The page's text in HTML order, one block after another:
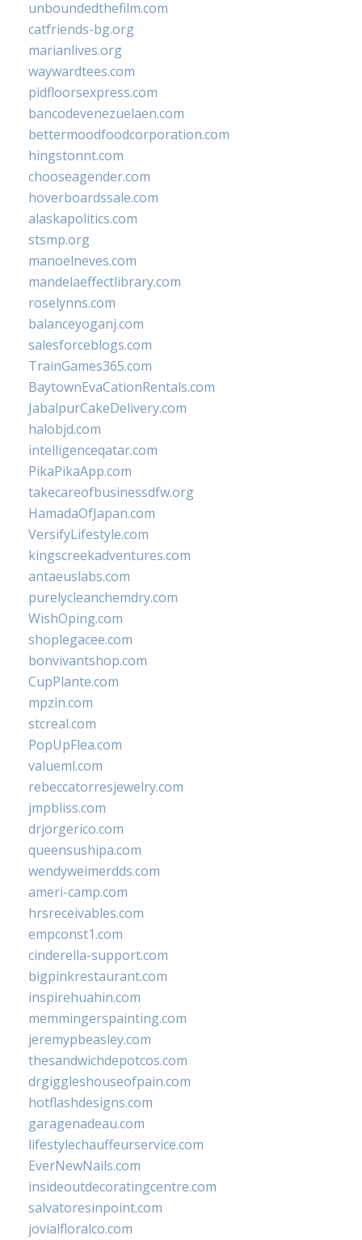
unboundedthefilm.com
catfriends-bg.org
marianlives.org
waywardtees.com
pidfloorsexpress.com
bancodevenezuelaen.com
bettermoodfoodcorporation.com
hingstonnt.com
chooseagender.com
hoverboardssale.com
alaskapolitics.com
stsmp.org
manoelneves.com
mandelaeffectlibrary.com
roselynns.com
balanceyoganj.com
salesforceblogs.com
TrainGames365.com
BaytownEvaCationRentals.com
JabalpurCakeDelivery.com
halobjd.com
intelligenceqatar.com
PikaPikaApp.com
takecareofbusinessdfw.org
HamadaOfJapan.com
VersifyLifestyle.com
kingscreekadventures.com
antaeuslabs.com
purelycleanchemdry.com
WishOping.com
shoplegacee.com
bonvivantshop.com
CupPlante.com
mpzin.com
stcreal.com
PopUpFlea.com
valueml.com
rebeccatorresjewelry.com
jmpbliss.com
drjorgerico.com
queensushipa.com
wendyweimerdds.com
ameri-camp.com
hrsreceivables.com
empconst1.com
cinderella-support.com
bigpinkrestaurant.com
inspirehuahin.com
memmingerspainting.com
jeremypbeasley.com
thesandwichdepotcos.com
drgiggleshouseofpain.com
hotflashdesigns.com
garagenadeau.com
lifestylechauffeurservice.com
EverNewNails.com
insideoutdecoratingcentre.com
salvatoresinpoint.com
jovialfloralco.com